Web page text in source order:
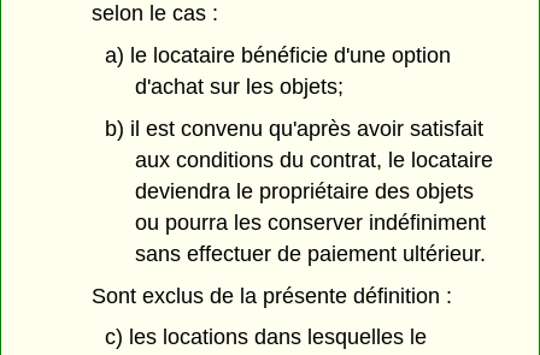
selon le cas :
a) le locataire bénéficie d'une option
d'achat sur les objets;
b) il est convenu qu'après avoir satisfait
aux conditions du contrat, le locataire
deviendra le propriétaire des objets
ou pourra les conserver indéfiniment
sans effectuer de paiement ultérieur.
Sont exclus de la présente définition :
c) les locations dans lesquelles le